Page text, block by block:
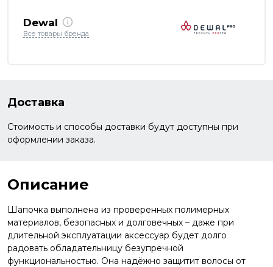
Dewal
Все товары бренда
Доставка
Стоимость и способы доставки будут доступны при
оформлении заказа.
Описание
Шапочка выполнена из проверенных полимерных
материалов, безопасных и долговечных – даже при
длительной эксплуатации аксессуар будет долго
радовать обладательницу безупречной
функциональностью. Она надёжно защитит волосы от